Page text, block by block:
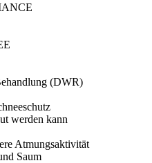
(DWR)
werden kann
Atmungsaktivität
Saum